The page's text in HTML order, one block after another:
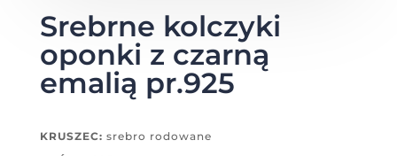
Srebrne kolczyki
oponki z czarną
emalią pr.925
KRUSZEC: srebro rodowane